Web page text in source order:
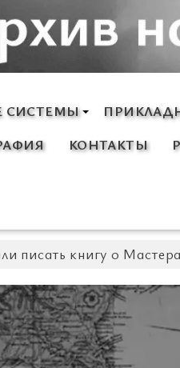
СИСТЕМЫ
КОНТАКТЫ
писать книгу о